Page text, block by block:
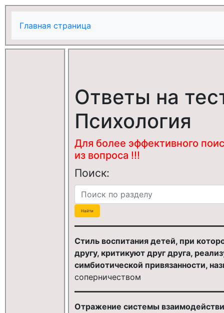
Главная страница
Ответы на
Психология
Для более эффективного
из вопроса !!!
Поиск:
Стиль воспитания детей, при
другу, критикуют друг друга,
симбиотической привязанности,
соперничеством
Отражение системы